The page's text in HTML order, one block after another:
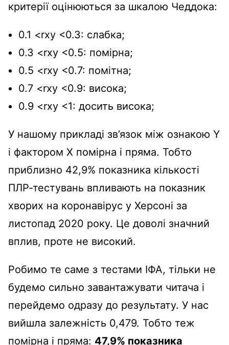
критерії оцінюються за шкалою Чеддока:
0.1 <rxy <0.3: слабка;
0.3 <rxy <0.5: помірна;
0.5 <rxy <0.7: помітна;
0.7 <rxy <0.9: висока;
0.9 <rxy <1: досить висока;
У нашому прикладі зв’язок між ознакою Y
і фактором X помірна і пряма. Тобто
приблизно 42,9% показника кількості
ПЛР-тестувань впливають на показник
хворих на коронавірус у Херсоні за
листопад 2020 року. Це доволі значний
вплив, проте не високий.
Робимо те саме з тестами ІФА, тільки не
будемо сильно завантажувати читача і
перейдемо одразу до результату. У нас
вийшла залежність 0,479. Тобто теж
помірна і пряма: 47,9% показника